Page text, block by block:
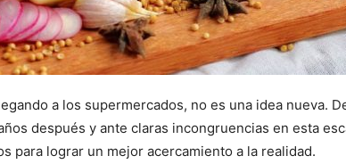
a los supermercados, no es una idea nueva.
después y ante claras incongruencias en esta
para lograr un mejor acercamiento a la realidad.